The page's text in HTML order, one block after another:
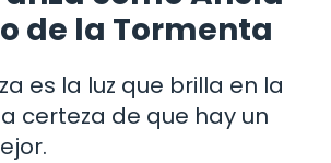
de la Tormenta
es la luz que brilla en la
certeza de que hay un